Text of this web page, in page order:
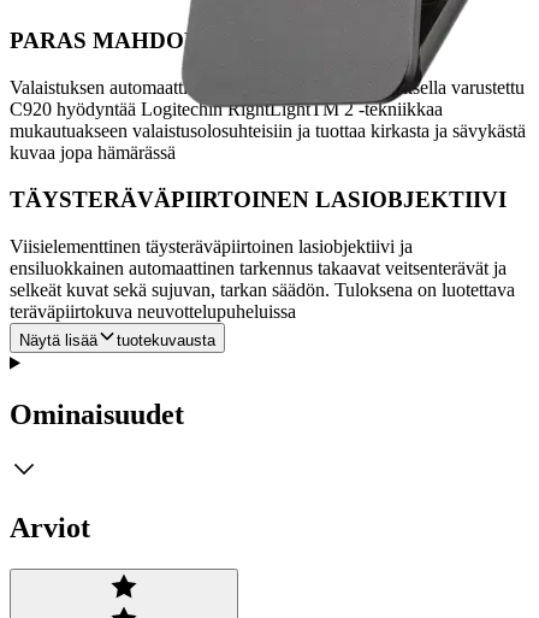
PARAS MAHDOLLINEN VALAISTUS
Valaistuksen automaattisella teräväpiirtoisella korjauksella varustettu
C920 hyödyntää Logitechin RightLightTM 2 -tekniikkaa
mukautuakseen valaistusolosuhteisiin ja tuottaa kirkasta ja sävykästä
kuvaa jopa hämärässä
TÄYSTERÄVÄPIIRTOINEN LASIOBJEKTIIVI
Viisielementtinen täysteräväpiirtoinen lasiobjektiivi ja
ensiluokkainen automaattinen tarkennus takaavat veitsenterävät ja
selkeät kuvat sekä sujuvan, tarkan säädön. Tuloksena on luotettava
teräväpiirtokuva neuvottelupuheluissa
Näytä lisää tuotekuvausta
Ominaisuudet
Arviot